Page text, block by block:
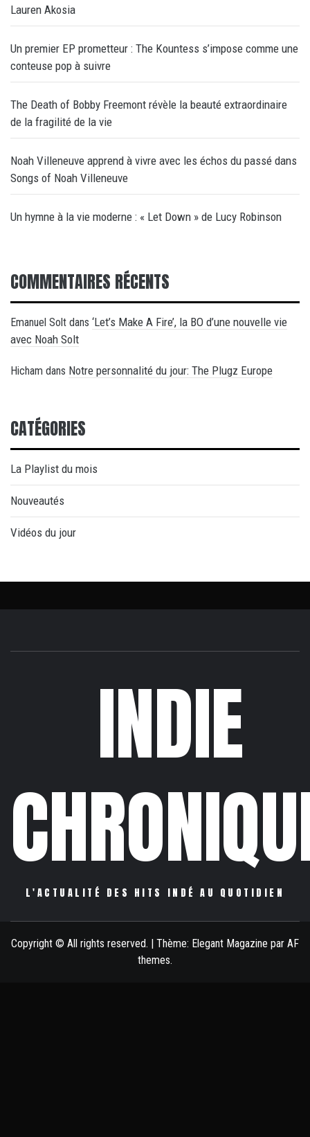
Lauren Akosia
Un premier EP prometteur : The Kountess s’impose comme une
conteuse pop à suivre
The Death of Bobby Freemont révèle la beauté extraordinaire
de la fragilité de la vie
Noah Villeneuve apprend à vivre avec les échos du passé dans
Songs of Noah Villeneuve
Un hymne à la vie moderne : « Let Down » de Lucy Robinson
COMMENTAIRES RÉCENTS
Emanuel Solt dans ‘Let’s Make A Fire’, la BO d’une nouvelle vie
avec Noah Solt
Hicham dans Notre personnalité du jour: The Plugz Europe
CATÉGORIES
La Playlist du mois
Nouveautés
Vidéos du jour
INDIE
L'ACTUALITÉ DES HITS INDÉ AU QUOTIDIEN
Copyright © All rights reserved. | Thème: Elegant Magazine par AF
themes.